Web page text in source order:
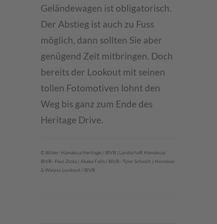
Geländewagen ist obligatorisch.
Der Abstieg ist auch zu Fuss
möglich, dann sollten Sie aber
genügend Zeit mitbringen. Doch
bereits der Lookout mit seinen
tollen Fotomotiven lohnt den
Weg bis ganz zum Ende des
Heritage Drive.
© Bilder: Hamakua Heritage / BIVB | Landschaft Hamakua/
BIVB - Paul Zizka | Akaka Falls / BIVB - Tyler Schmitt | Honokaa
& Waipio Lookout / BIVB